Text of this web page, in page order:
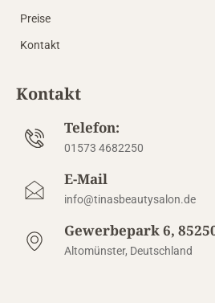
Preise
Kontakt
Kontakt
Telefon:
01573 4682250
E-Mail
info@tinasbeautysalon.de
Gewerbepark 6,
Altomünster, Deutschland